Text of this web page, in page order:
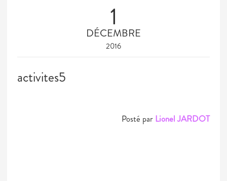
1
DÉCEMBRE
2016
activites5
Posté par Lionel JARDOT